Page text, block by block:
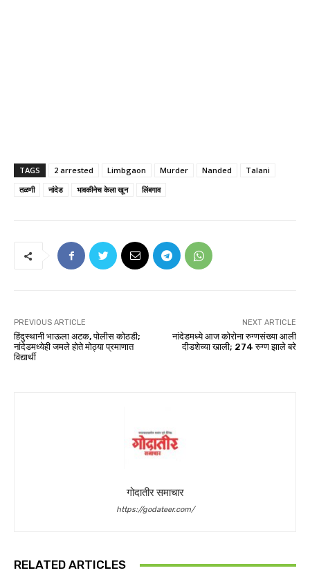
TAGS 2 arrested Limbgaon Murder Nanded
Talani
तळणी
नांदेड भावकीनेच केला खून लिंबगाव
PREVIOUS ARTICLE
हिंदुस्थानी भाऊला अटक, पोलीस कोठडी;
नांदेडमध्येही जमले होते मोठ्या प्रमाणात
विद्यार्थी
NEXT ARTICLE
नांदेडमध्ये आज कोरोना रुग्णसंख्या आली
दीडशेच्या खाली; 274 रुग्ण झाले बरे
गोदातीर समाचार
https://godateer.com/
RELATED ARTICLES